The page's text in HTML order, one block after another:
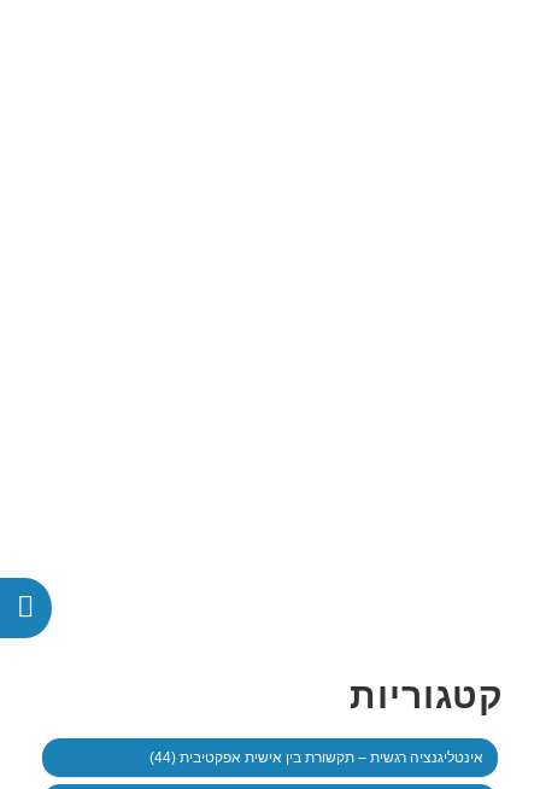
קטגוריות
אינטליגנציה רגשית – תקשורת בין אישית אפקטיבית (44)